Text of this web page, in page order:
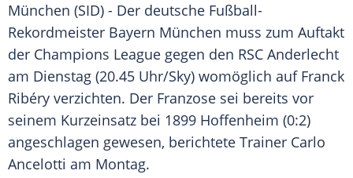
München (SID) - Der deutsche Fußball-
Rekordmeister Bayern München muss zum Auftakt
der Champions League gegen den RSC Anderlecht
am Dienstag (20.45 Uhr/Sky) womöglich auf Franck
Ribéry verzichten. Der Franzose sei bereits vor
seinem Kurzeinsatz bei 1899 Hoffenheim (0:2)
angeschlagen gewesen, berichtete Trainer Carlo
Ancelotti am Montag.